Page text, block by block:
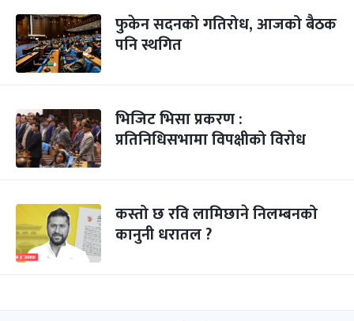
फुकेन सदनको गतिरोध, आजको बैठक
पनि स्थगित
भिजिट भिसा प्रकरण :
प्रतिनिधिसभामा विपक्षीको विराेध
कस्तो छ रवि लामिछाने निलम्बनको
कानुनी धरातल ?